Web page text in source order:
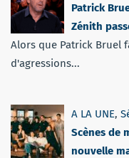
Patrick
Zénith
Alors que Patrick Bruel
d'agressions...
A LA UNE,
Scènes de
nouvelle